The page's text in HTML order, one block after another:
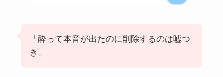
「酔って本音が出たのに削除するのは嘘つ
き」